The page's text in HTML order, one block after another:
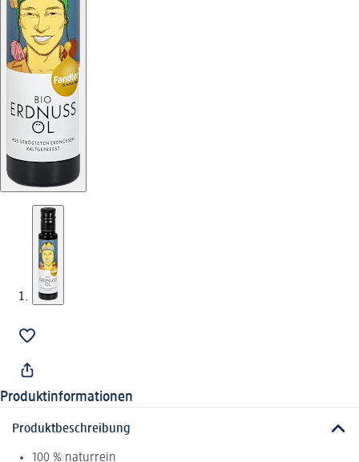
Produktinformationen
Produktbeschreibung
100 % naturrein